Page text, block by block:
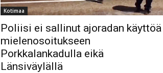
Kotimaa
Poliisi ei sallinut ajoradan käyttöä
mielenosoitukseen
Porkkalankadulla eikä
Länsiväylällä